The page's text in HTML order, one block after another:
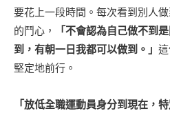
要花上一段時間。每次看到別人
的鬥心，
「不會認為自己做不到
到，有朝一日我都可以做到。」
堅定地前行。
「放低全職運動員身分到現在，